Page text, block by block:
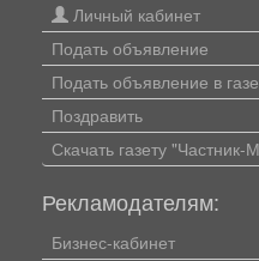
Личный кабинет
Подать объявление
Подать объявление в
Поздравить
Скачать газету "Частник-
Рекламодателям:
Бизнес-кабинет